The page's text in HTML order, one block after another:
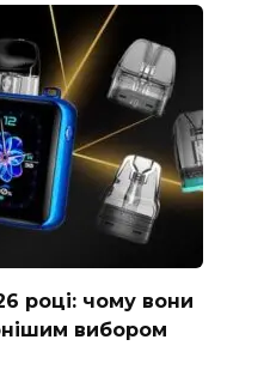
році: чому вони
вибором